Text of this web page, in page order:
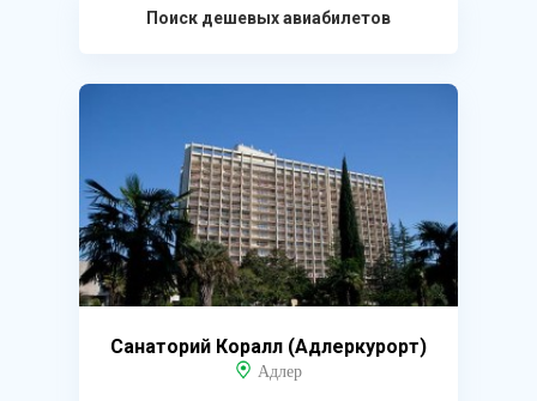
Поиск дешевых авиабилетов
Санаторий Коралл (Адлеркурорт)
Адлер